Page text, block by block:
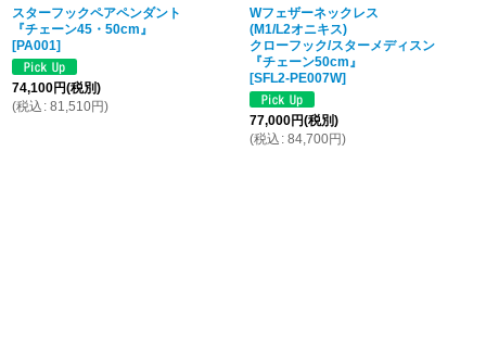
スターフックペアペンダント
『チェーン45・50cm』
[PA001]
74,100円(税別)
(税込 : 81,510円)
Wフェザーネックレス
(M1/L2オニキス)
クローフック/スターメディスン
『チェーン50cm』
[SFL2-PE007W]
77,000円(税別)
(税込 : 84,700円)